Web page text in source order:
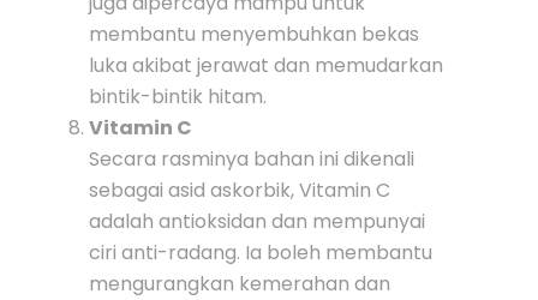
membantu menyembuhkan bekas
luka akibat jerawat dan memudarkan
bintik-bintik hitam.
Vitamin C
Secara rasminya bahan ini dikenali
sebagai asid askorbik, Vitamin C
adalah antioksidan dan mempunyai
ciri anti-radang. Ia boleh membantu
mengurangkan kemerahan dan